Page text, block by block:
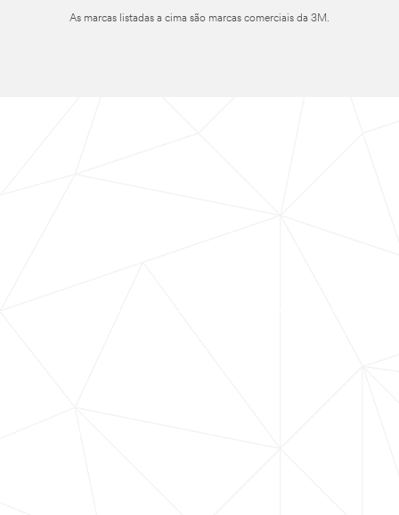
As marcas listadas a cima são marcas comerciais da 3M.